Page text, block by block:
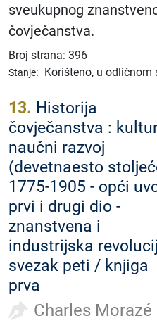
sveukupnog
čovječanstva.
Broj strana: 396
Stanje: Korišteno, u odličnom
13. Historija
čovječanstva :
naučni razvoj
(devetnaesto
1775-1905 - opći
prvi i drugi dio -
znanstvena i
industrijska
svezak peti / knjiga
prva
Charles Morazé